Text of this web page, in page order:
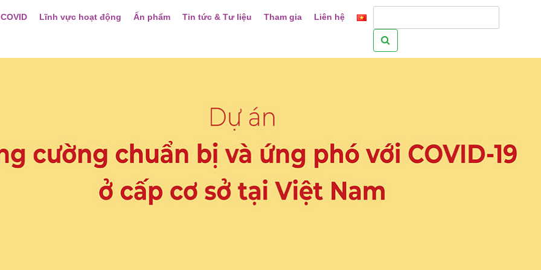
Lĩnh vực hoạt động Ấn phẩm Tin tức & Tư liệu Tham gia Liên hệ